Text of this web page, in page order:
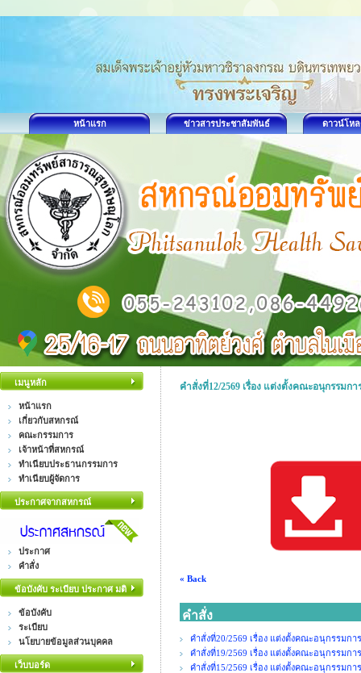
หน้าแรก ข่าวสารประชาสัมพันธ์ ดาวน์โห
เมนูหลัก
หน้าแรก
เกี่ยวกับสหกรณ์
คณะกรรมการ
เจ้าหน้าที่สหกรณ์
ทำเนียบประธานกรรมการ
ทำเนียบผู้จัดการ
ประกาศจากสหกรณ์
ประกาศ
คำสั่ง
ข้อบังคับ ระเบียบ ประกาศ มติ
ข้อบังคับ
ระเบียบ
นโยบายข้อมูลส่วนบุคคล
เว็บบอร์ด
คำสั่งที่12/2569 เรื่อง แต่งตั้งคณะอนุกรรม
« Back
คำสั่ง
คำสั่งที่20/2569 เรื่อง แต่งตั้งคณะอนุกรรมก
คำสั่งที่19/2569 เรื่อง แต่งตั้งคณะอนุกรรมก
คำสั่งที่15/2569 เรื่อง แต่งตั้งคณะอนุกรรมก